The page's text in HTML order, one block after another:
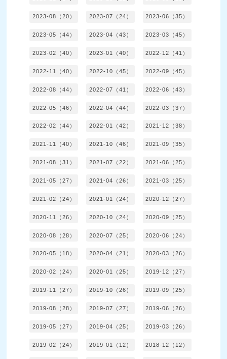
2023-08（20） 2023-07（24） 2023-06（35）
2023-05（44） 2023-04（43） 2023-03（45）
2023-02（40） 2023-01（40） 2022-12（41）
2022-11（40） 2022-10（45） 2022-09（45）
2022-08（44） 2022-07（41） 2022-06（43）
2022-05（46） 2022-04（44） 2022-03（37）
2022-02（44） 2022-01（42） 2021-12（38）
2021-11（40） 2021-10（46） 2021-09（35）
2021-08（31） 2021-07（22） 2021-06（25）
2021-05（27） 2021-04（26） 2021-03（25）
2021-02（24） 2021-01（24） 2020-12（27）
2020-11（26） 2020-10（24） 2020-09（25）
2020-08（28） 2020-07（25） 2020-06（24）
2020-05（18） 2020-04（21） 2020-03（26）
2020-02（24） 2020-01（25） 2019-12（27）
2019-11（27） 2019-10（26） 2019-09（25）
2019-08（28） 2019-07（27） 2019-06（26）
2019-05（27） 2019-04（25） 2019-03（26）
2019-02（24） 2019-01（12） 2018-12（12）